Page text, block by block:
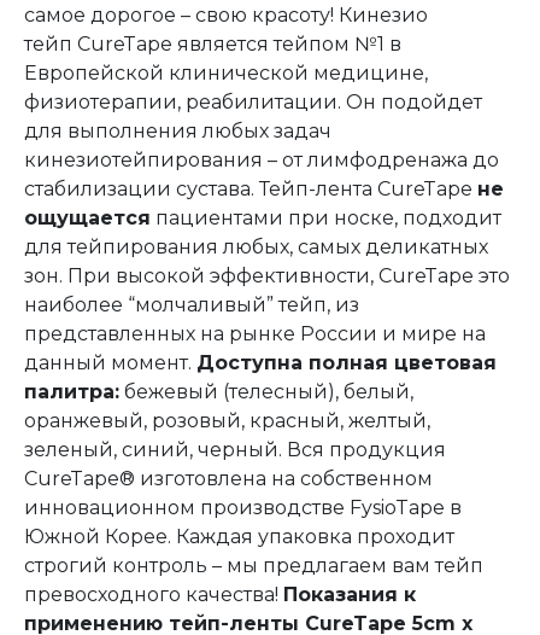
самое дорогое – свою красоту! Кинезио
тейп CureTape является тейпом №1 в
Европейской клинической медицине,
физиотерапии, реабилитации. Он подойдет
для выполнения любых задач
кинезиотейпирования – от лимфодренажа до
стабилизации сустава. Тейп-лента CureTape не
ощущается пациентами при носке, подходит
для тейпирования любых, самых деликатных
зон. При высокой эффективности, CureTape это
наиболее “молчаливый” тейп, из
представленных на рынке России и мире на
данный момент. Доступна полная цветовая
палитра: бежевый (телесный), белый,
оранжевый, розовый, красный, желтый,
зеленый, синий, черный. Вся продукция
CureTape® изготовлена на собственном
инновационном производстве FysioTape в
Южной Корее. Каждая упаковка проходит
строгий контроль – мы предлагаем вам тейп
превосходного качества! Показания к
применению тейп-ленты CureTape 5cm x